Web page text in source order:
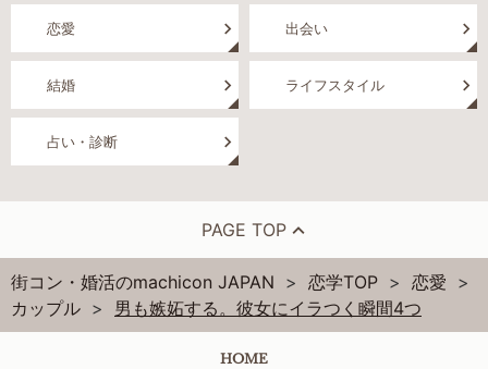
恋愛 出会い
結婚 ライフスタイル
占い・診断
PAGE TOP
街コン・婚活のmachicon JAPAN 恋学TOP
恋愛
カップル
男も嫉妬する。彼女にイラつく瞬間4つ
HOME